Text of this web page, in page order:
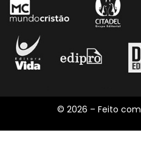
© 2026 – Feito com